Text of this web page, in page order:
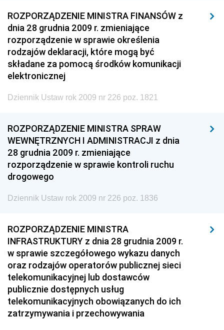
ROZPORZĄDZENIE MINISTRA FINANSÓW z
dnia 28 grudnia 2009 r. zmieniające
rozporządzenie w sprawie określenia
rodzajów deklaracji, które mogą być
składane za pomocą środków komunikacji
elektronicznej
Dziennik Ustaw rok 2009 nr 226 poz. 1821
ROZPORZĄDZENIE MINISTRA SPRAW
WEWNĘTRZNYCH I ADMINISTRACJI z dnia
28 grudnia 2009 r. zmieniające
rozporządzenie w sprawie kontroli ruchu
drogowego
Dziennik Ustaw rok 2009 nr 226 poz. 1836
ROZPORZĄDZENIE MINISTRA
INFRASTRUKTURY z dnia 28 grudnia 2009 r.
w sprawie szczegółowego wykazu danych
oraz rodzajów operatorów publicznej sieci
telekomunikacyjnej lub dostawców
publicznie dostępnych usług
telekomunikacyjnych obowiązanych do ich
zatrzymywania i przechowywania